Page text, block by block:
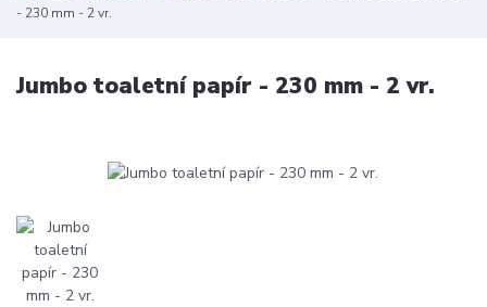
- 230 mm - 2 vr.
Jumbo toaletní papír - 230 mm - 2 vr.